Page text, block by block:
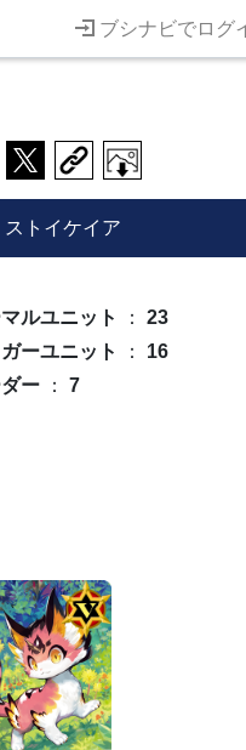
ブシナビでログ
ストイケイア
マルユニット ： 23
ガーユニット
： 16
ー： 7